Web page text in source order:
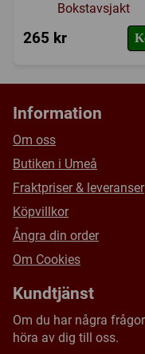
Bokstavsjakt
265 kr
Information
Om oss
Butiken i Umeå
Fraktpriser & leveranser
Köpvillkor
Ångra din order
Om Cookies
Kundtjänst
Om du har några
höra av dig till oss.